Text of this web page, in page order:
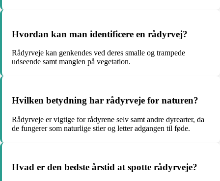
Hvordan kan man identificere en rådyrvej?
Rådyrveje kan genkendes ved deres smalle og trampede
udseende samt manglen på vegetation.
Hvilken betydning har rådyrveje for naturen?
Rådyrveje er vigtige for rådyrene selv samt andre dyrearter, da
de fungerer som naturlige stier og letter adgangen til føde.
Hvad er den bedste årstid at spotte rådyrveje?